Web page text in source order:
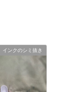
インクのシミ抜き